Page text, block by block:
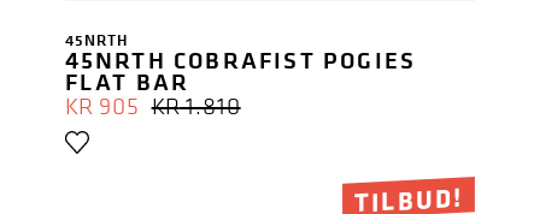
TILBUD!
45NRTH
45NRTH COBRAFIST POGIES
FLAT BAR
KR1.810OPPRINNELIG
KR905
NÅVÆRENDE